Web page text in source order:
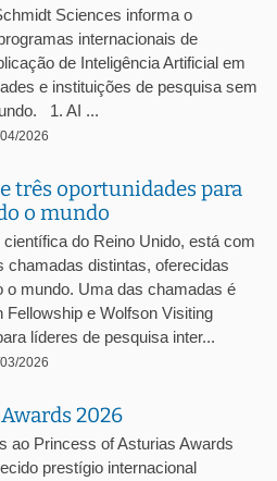
Sciences informa o
internacionais de
de Inteligência Artificial em
e instituições de pesquisa sem
1. AI ...
2026
três oportunidades para
o mundo
do Reino Unido, está com
chamadas distintas, oferecidas
o mundo. Uma das chamadas é
e Wolfson Visiting
líderes de pesquisa inter...
2026
2026
ao Princess of Asturias Awards
prestígio internacional